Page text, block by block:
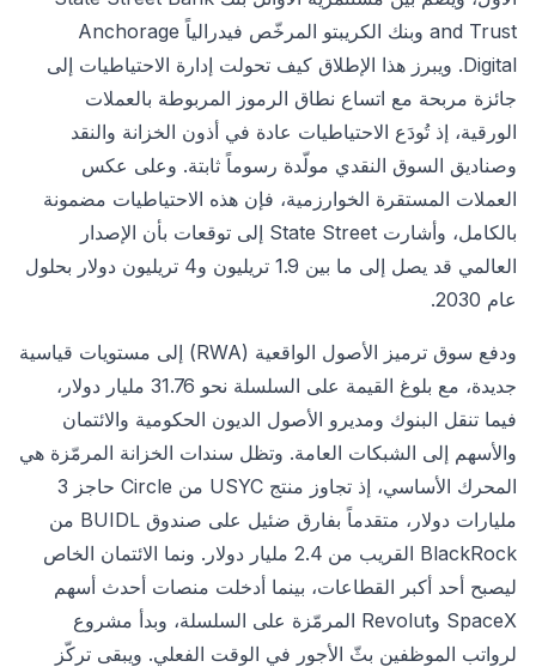
and Trust وبنك الكريبتو المرخّص فيدرالياً Anchorage
Digital. ويبرز هذا الإطلاق كيف تحولت إدارة الاحتياطيات إلى
جائزة مربحة مع اتساع نطاق الرموز المربوطة بالعملات
الورقية، إذ تُودَع الاحتياطيات عادة في أذون الخزانة والنقد
وصناديق السوق النقدي مولّدة رسوماً ثابتة. وعلى عكس
العملات المستقرة الخوارزمية، فإن هذه الاحتياطيات مضمونة
بالكامل، وأشارت State Street إلى توقعات بأن الإصدار
العالمي قد يصل إلى ما بين 1.9 تريليون و4 تريليون دولار بحلول
عام 2030.
ودفع سوق ترميز الأصول الواقعية (RWA) إلى مستويات قياسية
جديدة، مع بلوغ القيمة على السلسلة نحو 31.76 مليار دولار،
فيما تنقل البنوك ومديرو الأصول الديون الحكومية والائتمان
والأسهم إلى الشبكات العامة. وتظل سندات الخزانة المرمّزة هي
المحرك الأساسي، إذ تجاوز منتج USYC من Circle حاجز 3
مليارات دولار، متقدماً بفارق ضئيل على صندوق BUIDL من
BlackRock القريب من 2.4 مليار دولار. ونما الائتمان الخاص
ليصبح أحد أكبر القطاعات، بينما أدخلت منصات أحدث أسهم
SpaceX وRevolut المرمّزة على السلسلة، وبدأ مشروع
لرواتب الموظفين بثّ الأجور في الوقت الفعلي. ويبقى تركّز